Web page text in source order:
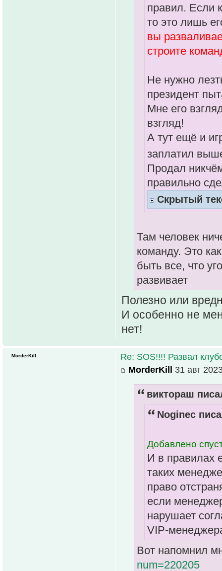
правил. Если
то это лишь
вы
строите
Не нужно
президент
Мне его
взгляд!
А тут ещё и
заплатил
Продал
правильно
Скрытый
Там человек
команду. Это
быть все, что
развивает
Полезно или
И особенно не
нет!
Re: SOS!!!! Развал
MorderKill 31 авг
виктораш
Noginec
Добавлено
И в правилах
таких
право
если
нарушает
VIP-
Вот напомнил
num=220205
MorderKill